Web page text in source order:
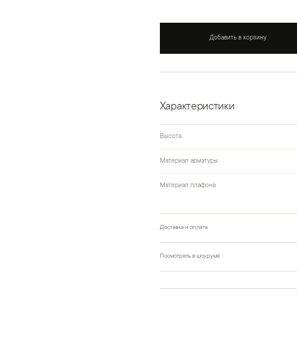
Добавить в корзину
Характеристики
Высота
Материал арматуры
Материал плафона
Доставка и оплата
Посмотреть в шоуруме